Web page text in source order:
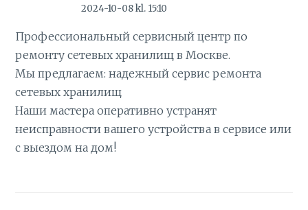
2024-10-08 kl. 15:10
Профессиональный сервисный центр по
ремонту сетевых хранилищ в Москве.
Мы предлагаем:надежный сервис ремонта
сетевых хранилищ
Наши мастера оперативно устранят
неисправности вашего устройства в сервисе или
с выездом на дом!